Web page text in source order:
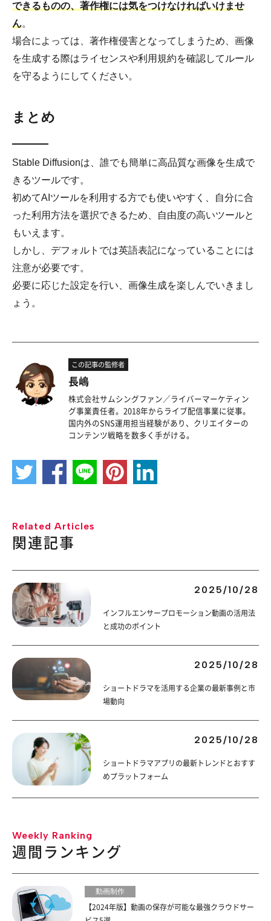
できるものの、著作権には気をつけなければいけませ
ん。
場合によっては、著作権侵害となってしまうため、画像
を生成する際はライセンスや利用規約を確認してルール
を守るようにしてください。
まとめ
Stable Diffusionは、誰でも簡単に高品質な画像を生成で
きるツールです。
初めてAIツールを利用する方でも使いやすく、自分に合
った利用方法を選択できるため、自由度の高いツールと
もいえます。
しかし、デフォルトでは英語表記になっていることには
注意が必要です。
必要に応じた設定を行い、画像生成を楽しんでいきまし
ょう。
この記事の監修者
長嶋
株式会社サムシングファン／ライバーマーケティン
グ事業責任者。2018年からライブ配信事業に従事。
国内外のSNS運用担当経験があり、クリエイターの
コンテンツ戦略を数多く手がける。
Related Articles
関連記事
2025/10/28
インフルエンサープロモーション動画の活用法
と成功のポイント
2025/10/28
ショートドラマを活用する企業の最新事例と市
場動向
2025/10/28
ショートドラマアプリの最新トレンドとおすす
めプラットフォーム
Weekly Ranking
週間ランキング
動画制作
【2024年版】動画の保存が可能な最強クラウドサー